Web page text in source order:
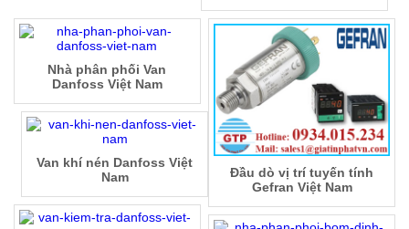
Đầu dò vị trí tuyến tính
Gefran Việt Nam
Nhà phân phối Van
Danfoss Việt Nam
Van khí nén Danfoss Việt
Nam